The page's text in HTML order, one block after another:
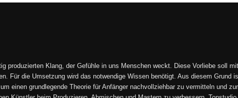
produzierten Klang, der Gefühle in uns Menschen weckt. Diese Vorliebe soll mit
Für die Umsetzung wird das notwendige Wissen benötigt. Aus diesem Grund
einen grundlegende Theorie für Anfänger nachvollziehbar zu vermitteln und